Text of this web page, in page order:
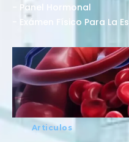
- Panel Hormonal
- Exámen Físico Para La
Articulos